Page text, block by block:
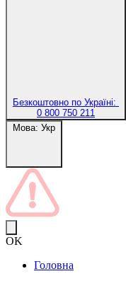
Безкоштовно по Україні:
0 800 750 211
Мова: Укр
OK
Головна